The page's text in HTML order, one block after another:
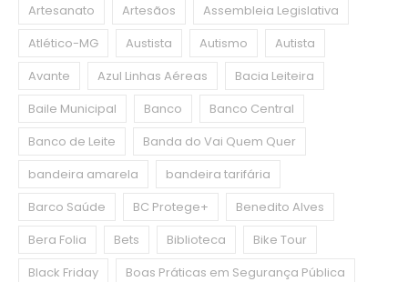
Artesanato
Artesãos
Assembleia Legislativa
Atlético-MG
Austista Autismo
Autista
Avante
Azul Linhas Aéreas
Bacia Leiteira
Baile Municipal
Banco
Banco Central
Banco de Leite
Banda do Vai Quem Quer
bandeira amarela
bandeira tarifária
Barco Saúde
BC Protege+
Benedito Alves
Bera Folia
Bets Biblioteca
Bike Tour
Black Friday
Boas Práticas em Segurança Pública